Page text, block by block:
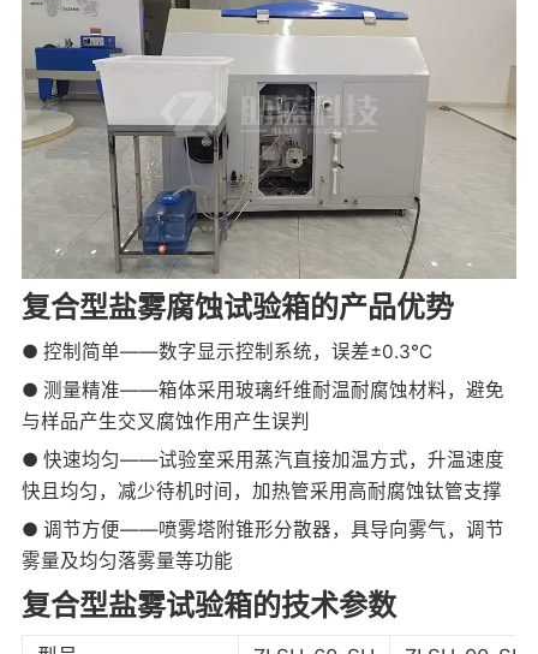
复合型盐雾腐蚀试验箱的产品优势
● 控制简单——数字显示控制系统，误差±0.3℃
● 测量精准——箱体采用玻璃纤维耐温耐腐蚀材料，避免
与样品产生交叉腐蚀作用产生误判
● 快速均匀——试验室采用蒸汽直接加温方式，升温速度
快且均匀，减少待机时间，加热管采用高耐腐蚀钛管支撑
● 调节方便——喷雾塔附锥形分散器，具导向雾气，调节
雾量及均匀落雾量等功能
复合型盐雾试验箱的技术参数